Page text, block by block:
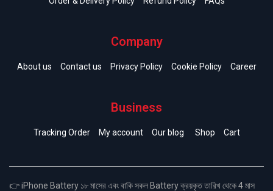
Company
About us Contact us Privacy Policy Cookie Policy Career
Business
Tracking Order My account Our blog Shop Cart
👉 iPhone Battery ১৮ মাসের এবং বাকি সকল Battery ক্রয়কৃত তারিখ থেকে 4 মাস